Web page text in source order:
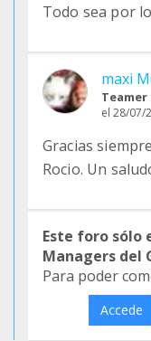
Todo sea por
maxi
Teamer
el 28/07/
Gracias
Rocio. Un
Este foro sólo
Managers del
Para poder
Accede